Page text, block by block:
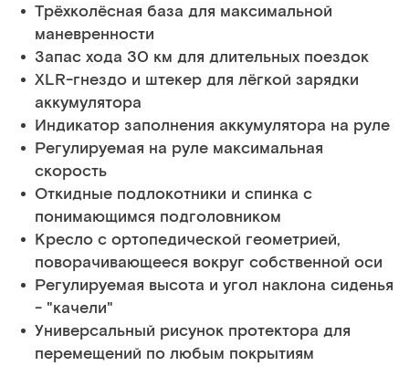
Трёхколёсная база для максимальной
маневренности
Запас хода 30 км для длительных поездок
XLR-гнездо и штекер для лёгкой зарядки
аккумулятора
Индикатор заполнения аккумулятора на руле
Регулируемая на руле максимальная
скорость
Откидные подлокотники и спинка с
понимающимся подголовником
Кресло с ортопедической геометрией,
поворачивающееся вокруг собственной оси
Регулируемая высота и угол наклона сиденья
- "качели"
Универсальный рисунок протектора для
перемещений по любым покрытиям